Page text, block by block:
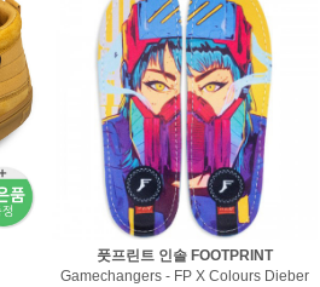
풋프린트 인솔 FOOTPRINT
Gamechangers - FP X Colours Dieber